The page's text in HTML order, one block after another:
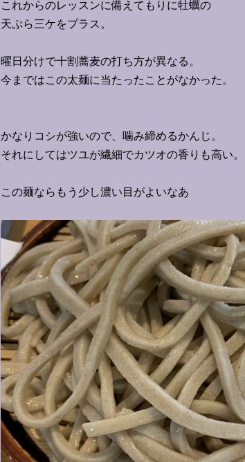
これからのレッスンに備えてもりに牡蠣の
天ぷら三ケをプラス。
曜日分けで十割蕎麦の打ち方が異なる。
今まではこの太麺に当たったことがなかった。
かなりコシが強いので、噛み締めるかんじ。
それにしてはツユが繊細でカツオの香りも高い。
この麺ならもう少し濃い目がよいなあ